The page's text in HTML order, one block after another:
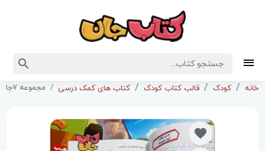
خانه کودک قالب کتاب کودک کتاب های کمک درسی مجموعه 7جلدی کتاب کار مکعب (سوم ابتدایی )